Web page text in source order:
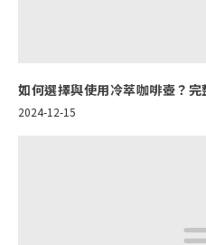
如何選擇與使用冷萃咖啡壺？完
2024-12-15